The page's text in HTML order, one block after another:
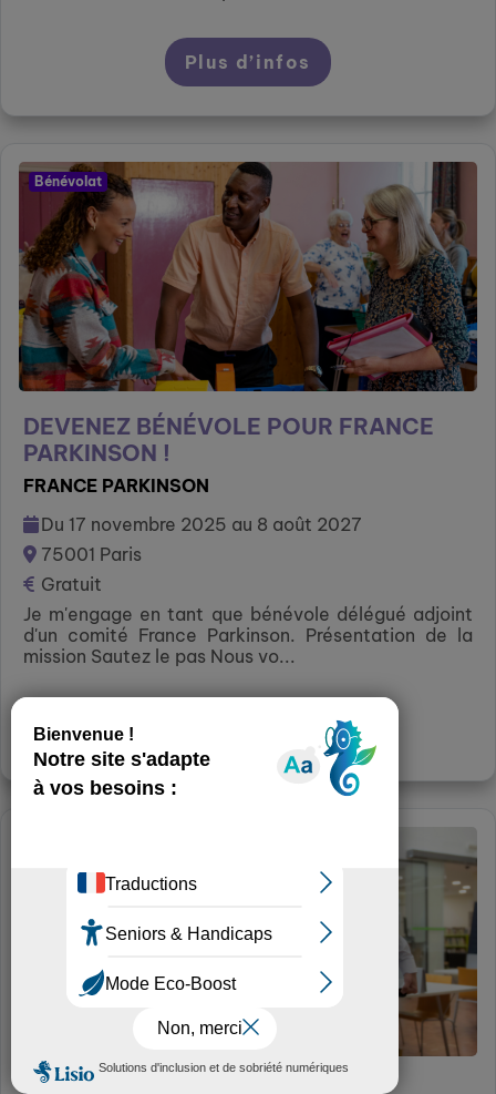
Plus d’infos
Bénévolat
DEVENEZ BÉNÉVOLE POUR FRANCE
PARKINSON !
FRANCE PARKINSON
Du 17 novembre 2025 au 8 août 2027
75001 Paris
Gratuit
Je m'engage en tant que bénévole délégué adjoint
d'un comité France Parkinson. Présentation de la
mission Sautez le pas Nous vo...